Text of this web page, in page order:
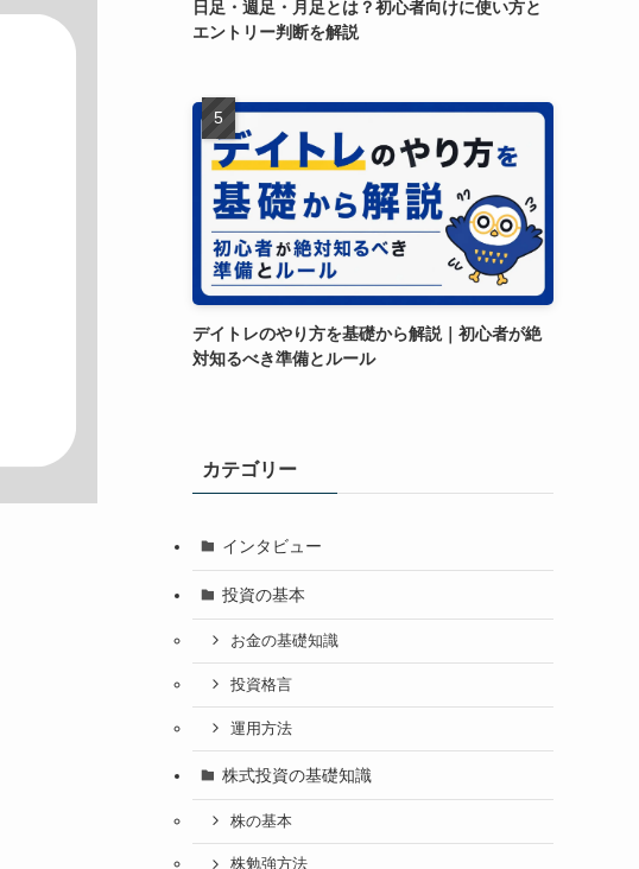
日足・週足・月足とは？初心者向けに使い方と
エントリー判断を解説
デイトレのやり方を基礎から解説｜初心者が絶
対知るべき準備とルール
カテゴリー
インタビュー
投資の基本
お金の基礎知識
投資格言
運用方法
株式投資の基礎知識
株の基本
株勉強方法